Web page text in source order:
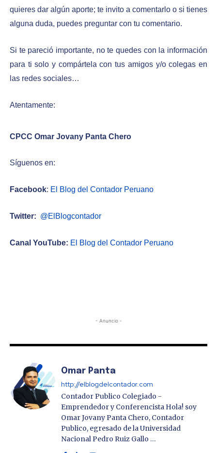
quieres dar algún aporte; te invito a comentarlo o si tienes
alguna duda, puedes preguntar con tu comentario.
Si te pareció importante, no te quedes con la información
para ti solo y compártela con tus amigos y/o colegas en
las redes sociales…
Atentamente:
CPCC Omar Jovany Panta Chero
Síguenos en:
Facebook: El Blog del Contador Peruano
Twitter: @ElBlogcontador
Canal YouTube: El Blog del Contador Peruano
- Anuncio -
Omar Panta
http://elblogdelcontador.com
Contador Publico Colegiado -
Emprendedor y Conferencista Hola! soy
Omar Jovany Panta Chero, Contador
Publico, egresado de la Universidad
Nacional Pedro Ruiz Gallo …